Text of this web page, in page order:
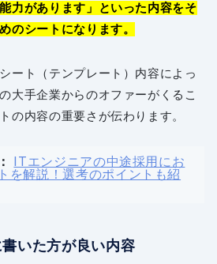
力があります」といった内容をそ
のシートになります。
ート（テンプレート）内容によっ
大手企業からのオファーがくるこ
の内容の重要さが伝わります。
ITエンジニアの中途採用にお
を解説！選考のポイントも紹
いた方が良い内容